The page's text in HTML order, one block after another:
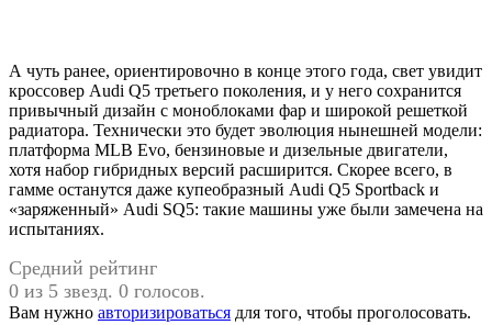
А чуть ранее, ориентировочно в конце этого года, свет увидит
кроссовер Audi Q5 третьего поколения, и у него сохранится
привычный дизайн с моноблоками фар и широкой решеткой
радиатора. Технически это будет эволюция нынешней модели:
платформа MLB Evo, бензиновые и дизельные двигатели,
хотя набор гибридных версий расширится. Скорее всего, в
гамме останутся даже купеобразный Audi Q5 Sportback и
«заряженный» Audi SQ5: такие машины уже были замечена на
испытаниях.
Средний рейтинг
0 из 5 звезд. 0 голосов.
Вам нужно авторизироваться для того, чтобы проголосовать.